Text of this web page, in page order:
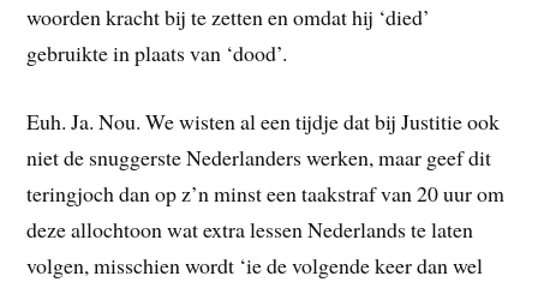
woorden kracht bij te zetten en omdat hij ‘died’
gebruikte in plaats van ‘dood’.
Euh. Ja. Nou. We wisten al een tijdje dat bij Justitie ook
niet de snuggerste Nederlanders werken, maar geef dit
teringjoch dan op z’n minst een taakstraf van 20 uur om
deze allochtoon wat extra lessen Nederlands te laten
volgen, misschien wordt ‘ie de volgende keer dan wel